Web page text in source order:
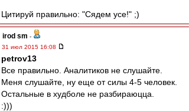
Цитируй правильно: "Сядем усе!" ;)
irod sm -
31 июл 2015 16:08
petrov13
Все правильно. Аналитиков не слушайте.
Меня слушайте, ну еще от силы 4-5 человек.
Остальные в худболе не разбираюцца.
:)))